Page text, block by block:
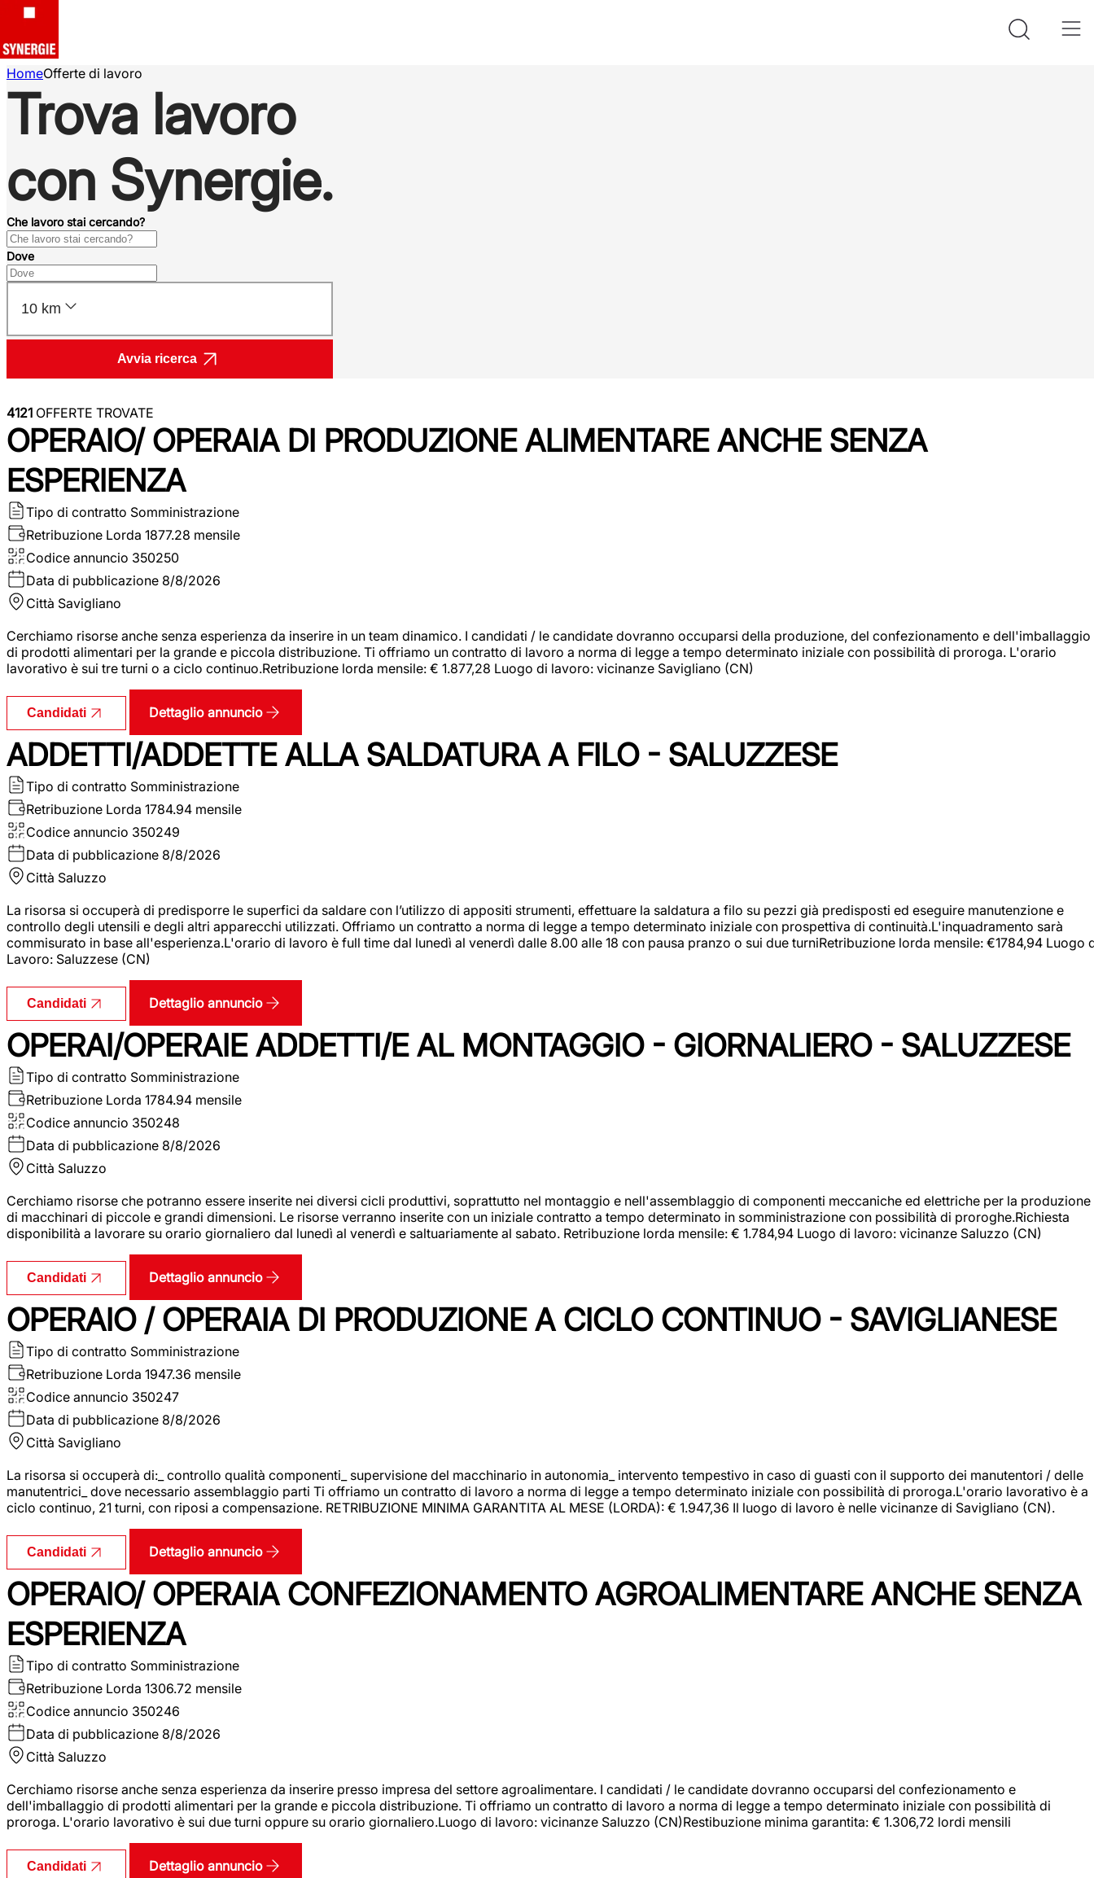
HomeOfferte di lavoro
Trova lavoro
con Synergie.
Che lavoro stai cercando?
Dove
10 km
Avvia ricerca
4121 OFFERTE TROVATE
OPERAIO/ OPERAIA DI PRODUZIONE ALIMENTARE ANCHE SENZA
ESPERIENZA
Tipo di contratto Somministrazione
Retribuzione Lorda 1877.28 mensile
Codice annuncio 350250
Data di pubblicazione 8/8/2026
Città Savigliano
Cerchiamo risorse anche senza esperienza da inserire in un team dinamico. I candidati / le candidate dovranno occuparsi della produzione, del confezionamento e dell'imballaggio
di prodotti alimentari per la grande e piccola distribuzione. Ti offriamo un contratto di lavoro a norma di legge a tempo determinato iniziale con possibilità di proroga. L'orario
lavorativo è sui tre turni o a ciclo continuo.Retribuzione lorda mensile: € 1.877,28 Luogo di lavoro: vicinanze Savigliano (CN)
Candidati Dettaglio annuncio
ADDETTI/ADDETTE ALLA SALDATURA A FILO - SALUZZESE
Tipo di contratto Somministrazione
Retribuzione Lorda 1784.94 mensile
Codice annuncio 350249
Data di pubblicazione 8/8/2026
Città Saluzzo
La risorsa si occuperà di predisporre le superfici da saldare con l’utilizzo di appositi strumenti, effettuare la saldatura a filo su pezzi già predisposti ed eseguire manutenzione e
controllo degli utensili e degli altri apparecchi utilizzati. Offriamo un contratto a norma di legge a tempo determinato iniziale con prospettiva di continuità.L'inquadramento sarà
commisurato in base all'esperienza.L'orario di lavoro è full time dal lunedì al venerdì dalle 8.00 alle 18 con pausa pranzo o sui due turniRetribuzione lorda mensile: €1784,94 Luogo
Lavoro: Saluzzese (CN)
Candidati Dettaglio annuncio
OPERAI/OPERAIE ADDETTI/E AL MONTAGGIO - GIORNALIERO - SALUZZESE
Tipo di contratto Somministrazione
Retribuzione Lorda 1784.94 mensile
Codice annuncio 350248
Data di pubblicazione 8/8/2026
Città Saluzzo
Cerchiamo risorse che potranno essere inserite nei diversi cicli produttivi, soprattutto nel montaggio e nell'assemblaggio di componenti meccaniche ed elettriche per la produzione
di macchinari di piccole e grandi dimensioni. Le risorse verranno inserite con un iniziale contratto a tempo determinato in somministrazione con possibilità di proroghe.Richiesta
disponibilità a lavorare su orario giornaliero dal lunedì al venerdì e saltuariamente al sabato. Retribuzione lorda mensile: € 1.784,94 Luogo di lavoro: vicinanze Saluzzo (CN)
Candidati Dettaglio annuncio
OPERAIO / OPERAIA DI PRODUZIONE A CICLO CONTINUO - SAVIGLIANESE
Tipo di contratto Somministrazione
Retribuzione Lorda 1947.36 mensile
Codice annuncio 350247
Data di pubblicazione 8/8/2026
Città Savigliano
La risorsa si occuperà di:_ controllo qualità componenti_ supervisione del macchinario in autonomia_ intervento tempestivo in caso di guasti con il supporto dei manutentori / delle
manutentrici_ dove necessario assemblaggio parti Ti offriamo un contratto di lavoro a norma di legge a tempo determinato iniziale con possibilità di proroga.L'orario lavorativo è a
ciclo continuo, 21 turni, con riposi a compensazione. RETRIBUZIONE MINIMA GARANTITA AL MESE (LORDA): € 1.947,36 Il luogo di lavoro è nelle vicinanze di Savigliano (CN).
Candidati Dettaglio annuncio
OPERAIO/ OPERAIA CONFEZIONAMENTO AGROALIMENTARE ANCHE SENZA
ESPERIENZA
Tipo di contratto Somministrazione
Retribuzione Lorda 1306.72 mensile
Codice annuncio 350246
Data di pubblicazione 8/8/2026
Città Saluzzo
Cerchiamo risorse anche senza esperienza da inserire presso impresa del settore agroalimentare. I candidati / le candidate dovranno occuparsi del confezionamento e
dell'imballaggio di prodotti alimentari per la grande e piccola distribuzione. Ti offriamo un contratto di lavoro a norma di legge a tempo determinato iniziale con possibilità di
proroga. L'orario lavorativo è sui due turni oppure su orario giornaliero.Luogo di lavoro: vicinanze Saluzzo (CN)Restibuzione minima garantita: € 1.306,72 lordi mensili
Candidati Dettaglio annuncio